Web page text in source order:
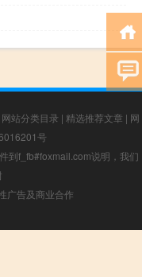
网站分类目录 | 精选推荐文章 | 网
号
到f_fb#foxmail.com说明，我们
广告及商业合作